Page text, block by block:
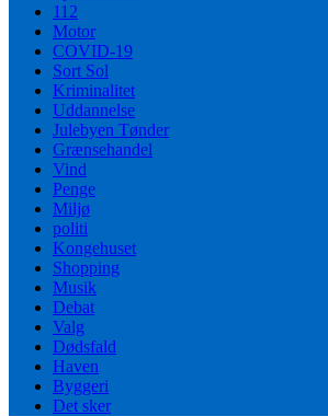
112
Motor
COVID-19
Sort Sol
Kriminalitet
Uddannelse
Julebyen Tønder
Grænsehandel
Vind
Penge
Miljø
politi
Kongehuset
Shopping
Musik
Debat
Valg
Dødsfald
Haven
Byggeri
Det sker